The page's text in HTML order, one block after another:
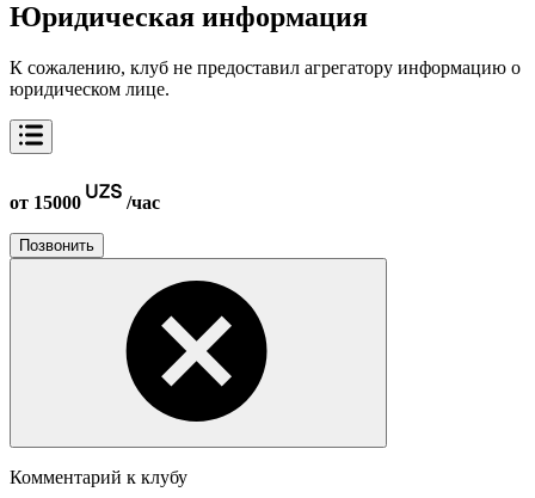
Юридическая информация
К сожалению, клуб не предоставил агрегатору информацию о
юридическом лице.
от 15000 /час
Позвонить
Комментарий к клубу